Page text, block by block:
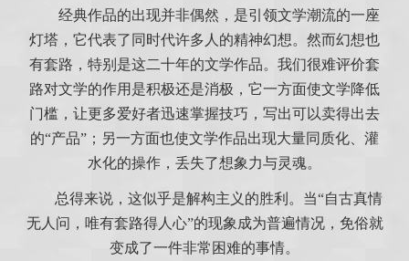
经典作品的出现并非偶然，是引领文学潮流的一座
灯塔，它代表了同时代许多人的精神幻想。然而幻想也
有套路，特别是这二十年的文学作品。我们很难评价套
路对文学的作用是积极还是消极，它一方面使文学降低
门槛，让更多爱好者迅速掌握技巧，写出可以卖得出去
的“产品”；另一方面也使文学作品出现大量同质化、灌
水化的操作，丢失了想象力与灵魂。
总得来说，这似乎是解构主义的胜利。当“自古真情
无人问，唯有套路得人心”的现象成为普遍情况，免俗就
变成了一件非常困难的事情。